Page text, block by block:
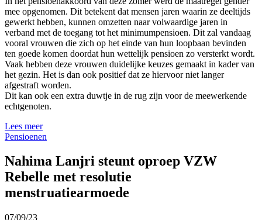
mee opgenomen. Dit betekent dat mensen jaren waarin ze deeltijds
gewerkt hebben, kunnen omzetten naar volwaardige jaren in
verband met de toegang tot het minimumpensioen. Dit zal vandaag
vooral vrouwen die zich op het einde van hun loopbaan bevinden
ten goede komen doordat hun wettelijk pensioen zo versterkt wordt.
Vaak hebben deze vrouwen duidelijke keuzes gemaakt in kader van
het gezin. Het is dan ook positief dat ze hiervoor niet langer
afgestraft worden.
Dit kan ook een extra duwtje in de rug zijn voor de meewerkende
echtgenoten.
Lees meer
Pensioenen
Nahima Lanjri steunt oproep VZW
Rebelle met resolutie
menstruatiearmoede
07/09/23